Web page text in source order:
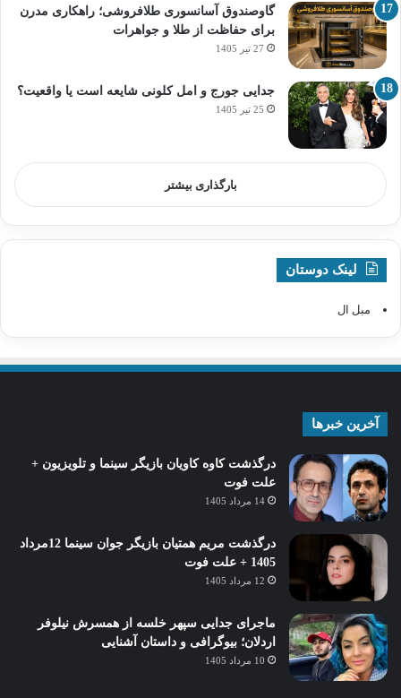
گاوصندوق آسانسوری طلافروشی؛ راهکاری مدرن
برای حفاظت از طلا و جواهرات
27 تیر 1405
جدایی جورج و امل کلونی شایعه است یا واقعیت؟
25 تیر 1405
بارگذاری بیشتر
لینک دوستان
مبل ال
آخرین خبرها
درگذشت کاوه کاویان بازیگر سینما و تلویزیون +
علت فوت
14 مرداد 1405
درگذشت مریم همتیان بازیگر جوان سینما 12مرداد
1405 + علت فوت
12 مرداد 1405
ماجرای جدایی سپهر خلسه از همسرش نیلوفر
اردلان؛ بیوگرافی و داستان آشنایی
10 مرداد 1405